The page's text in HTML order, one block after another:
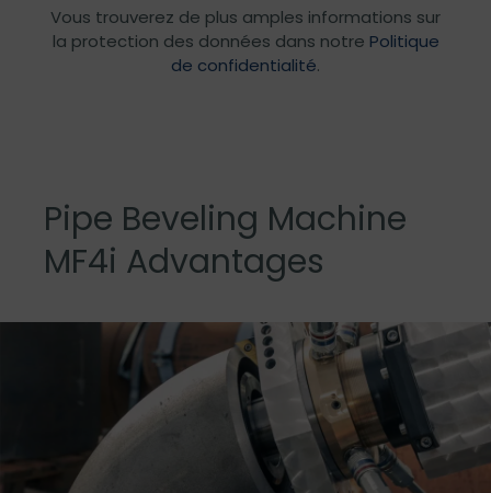
Vous trouverez de plus amples informations sur
la protection des données dans notre Politique
de confidentialité.
Pipe Beveling Machine
MF4i Advantages